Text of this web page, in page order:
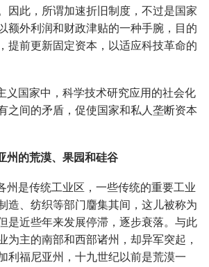
因此，所谓加速折旧制度，不过是国家
额外利润和财政津贴的一种手腕，目的
提前更新固定资本，以适应科技革命的
义国家中，科学技术研究应用的社会化
之间的矛盾，促使国家和私人垄断资本
州的荒漠、果园和硅谷
州是传统工业区，一些传统的重要工业
造、纺织等部门麕集其间，这儿被称为
是近些年来发展停滞，逐步衰落。与此
为主的南部和西部诸州，却异军突起，
利福尼亚州，十九世纪以前是荒漠一